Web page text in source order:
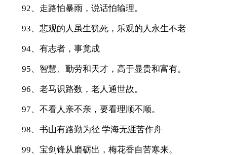
92、走路怕暴雨，说话怕输理。
93、悲观的人虽生犹死，乐观的人永生不老
94、有志者，事竟成
95、智慧、勤劳和天才，高于显贵和富有。
96、老马识路数，老人通世故。
97、不看人亲不亲，要看理顺不顺。
98、书山有路勤为径 学海无涯苦作舟
99、宝剑锋从磨砺出，梅花香自苦寒来。